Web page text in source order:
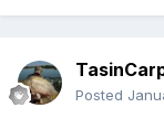
Posted